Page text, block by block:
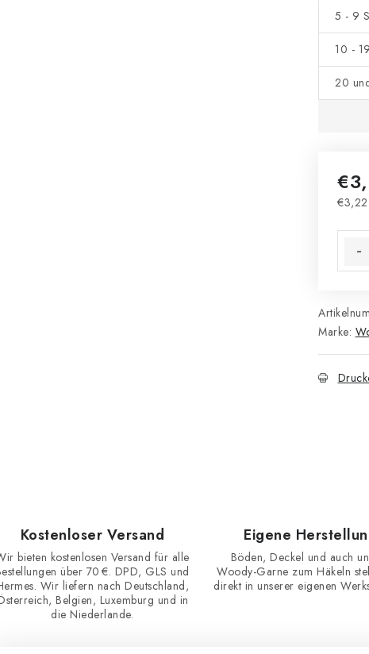
5 - 9
10 -
20
€3,22
Marke:
Kostenloser Versand
bieten kostenlosen Versand für alle
über 70 €. DPD, GLS und
Wir liefern nach Deutschland,
Belgien, Luxemburg und in
die Niederlande.
Eigene
Böden, Deckel und auch
Woody-Garne zum Häkeln
direkt in unserer eigenen